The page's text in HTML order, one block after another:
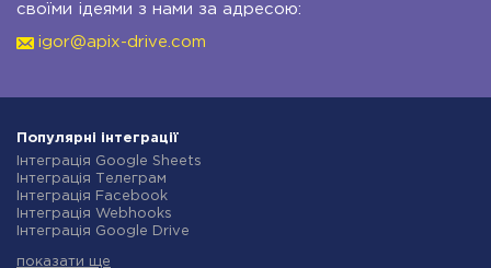
своїми ідеями з нами за адресою:
igor@apix-drive.com
Популярні інтеграції
Інтеграція Google Sheets
Інтеграція Телеграм
Інтеграція Facebook
Інтеграція Webhooks
Інтеграція Google Drive
показати ще